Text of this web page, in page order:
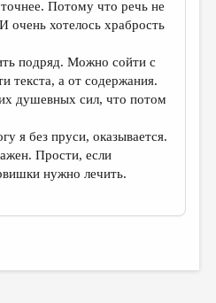
Потому что речь не
очень хотелось храбрость
подряд. Можно сойти с
текста, а от содержания.
душевных сил, что потом
я без пруси, оказывается.
Прости, если
нужно лечить.